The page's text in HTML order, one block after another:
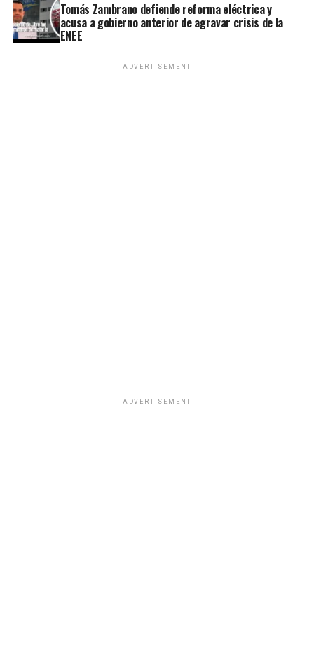
Tomás Zambrano defiende reforma eléctrica y
acusa a gobierno anterior de agravar crisis de la
ENEE
ADVERTISEMENT
ADVERTISEMENT